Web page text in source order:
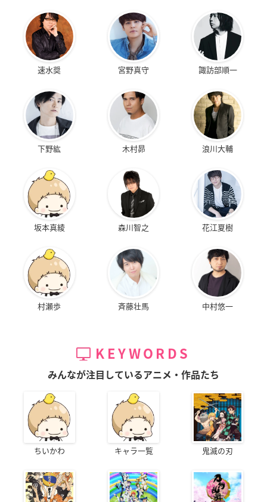
速水奨 宮野真守 諏訪部順一
下野紘 木村昴 浪川大輔
坂本真綾 森川智之 花江夏樹
村瀬歩 斉藤壮馬 中村悠一
KEYWORDS
みんなが注目しているアニメ・作品たち
ちいかわ キャラ一覧 鬼滅の刃